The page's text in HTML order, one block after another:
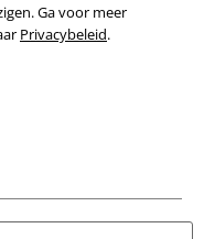
Ga voor meer
Privacybeleid.